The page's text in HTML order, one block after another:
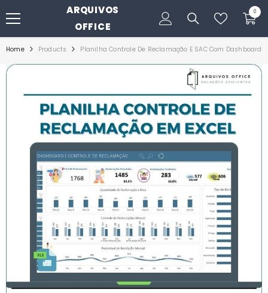
PULAR PARA O CONTEÚDO
ARQUIVOS
OFFICE
00
itens
Home Products Planilha Controle De Reclamação E SAC Com Dashboard